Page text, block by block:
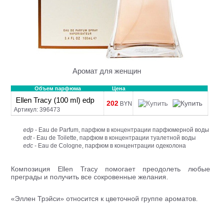
Аромат для женщин
Объем парфюма Цена
Ellen Tracy (100 ml) edp
Артикул: 396473
202 BYN
edp - Eau de Parfum, парфюм в концентрации парфюмерной воды
edt- Eau de Toilette, парфюм в концентрации туалетной воды
edc - Eau de Cologne, парфюм в концентрации одеколона
Композиция Ellen Tracy помогает преодолеть любые
преграды и получить все сокровенные желания.
«Эллен Трэйси» относится к цветочной группе ароматов.